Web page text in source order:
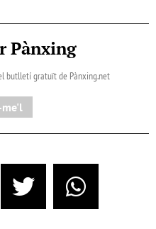
Pànxing
butlletí gratuït de Pànxing.net​
me'l